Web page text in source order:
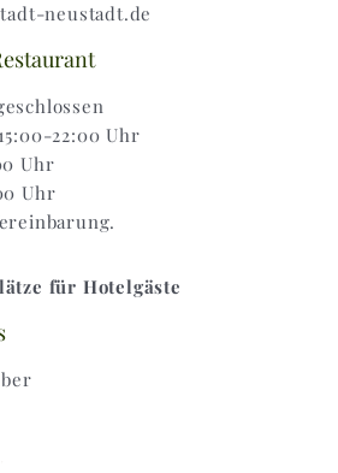
neustadt.de
22:00 Uhr
Uhr
Uhr
für Hotelgäste